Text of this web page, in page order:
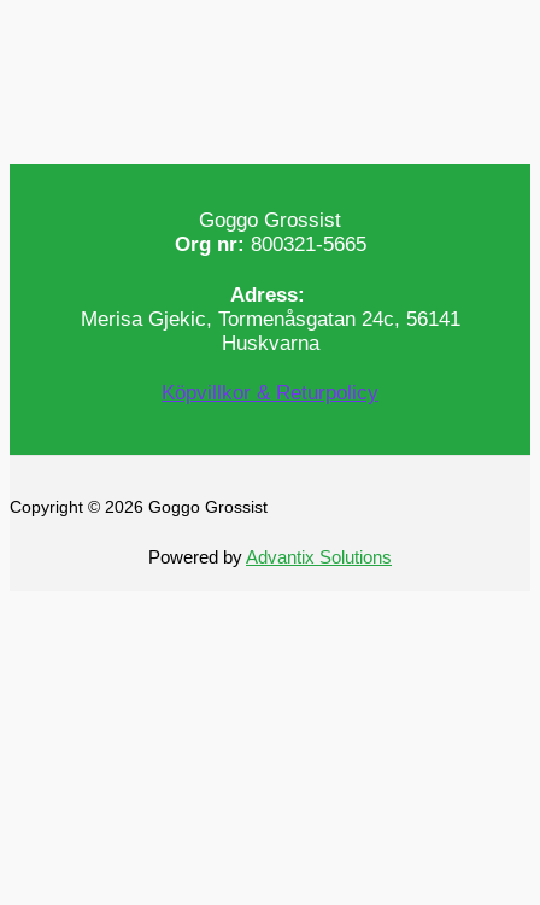
Goggo Grossist
Org nr: 800321-5665
Adress:
Merisa Gjekic, Tormenåsgatan 24c, 56141
Huskvarna
Köpvillkor & Returpolicy
Copyright © 2026 Goggo Grossist
Powered byAdvantix Solutions